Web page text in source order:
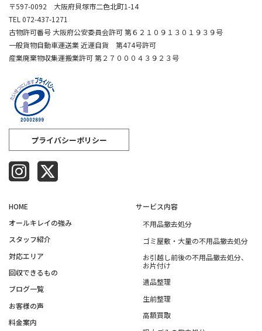
〒597-0092 大阪府貝塚市二色北町1-14
TEL 072-437-1271
古物許可番号 大阪府公安委員会許可 第６２１０９１３０１９３９号
一般貨物自動車運送業 近運自貨 第474号許可
産業廃棄物収集運搬業許可 第２７０００４３９２３号
プライバシーポリシー
HOME
オールキレイの強み​
スタッフ紹介​
対応エリア​
回収できるもの​
ブログ一覧​
お客様の声
料金案内
サービス内容
不用品撤去処分
ゴミ屋敷・大量の不用品撤去処分
お引越し前後の不用品撤去処分、
お片付け
遺品整理
生前整理
高額買取